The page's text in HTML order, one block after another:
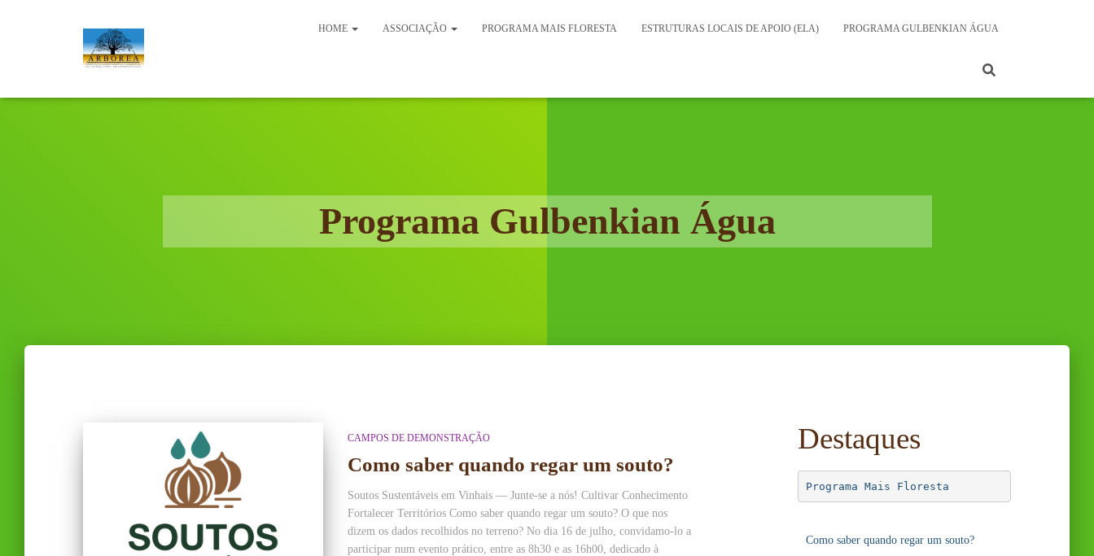
HOME ASSOCIAÇÃO PROGRAMA MAIS FLORESTA ESTRUTURAS LOCAIS DE APOIO (ELA) PROGRAMA GULBENKIAN ÁGUA
Programa Gulbenkian Água
CAMPOS DE DEMONSTRAÇÃO
Como saber quando regar um souto?
Soutos Sustentáveis em Vinhais — Junte-se a nós! Cultivar Conhecimento
Fortalecer Territórios Como saber quando regar um souto? O que nos
dizem os dados recolhidos no terreno? No dia 16 de julho, convidamo-lo a
participar num evento prático, entre as 8h30 e as 16h00, dedicado à
Destaques
Programa Mais Floresta
Como saber quando regar um souto?